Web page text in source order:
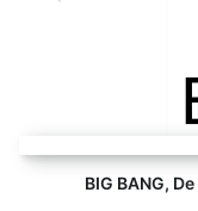
BIG BANG,